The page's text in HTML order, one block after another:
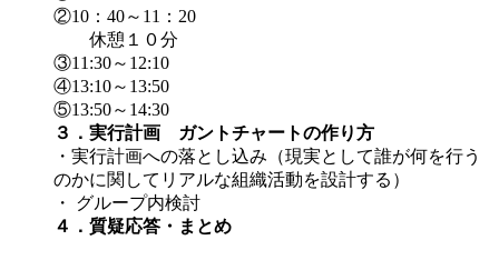
②10：40～11：20
休憩１０分
③11:30～12:10
④13:10～13:50
⑤13:50～14:30
３．実行計画 ガントチャートの作り方
・実行計画への落とし込み（現実として誰が何を行う
のかに関してリアルな組織活動を設計する）
・ グループ内検討
４．質疑応答・まとめ